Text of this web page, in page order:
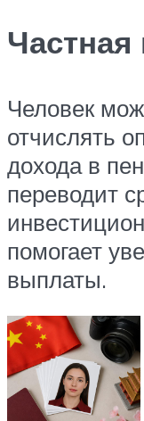
Частная
Человек
отчислять
дохода в
переводит
помогает
выплаты.